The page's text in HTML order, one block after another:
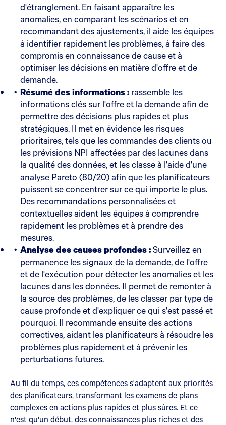
d'étranglement. En faisant apparaître les
anomalies, en comparant les scénarios et en
recommandant des ajustements, il aide les équipes
à identifier rapidement les problèmes, à faire des
compromis en connaissance de cause et à
optimiser les décisions en matière d'offre et de
demande.
Résumé des informations : rassemble les
informations clés sur l'offre et la demande afin de
permettre des décisions plus rapides et plus
stratégiques. Il met en évidence les risques
prioritaires, tels que les commandes des clients ou
les prévisions NPI affectées par des lacunes dans
la qualité des données, et les classe à l'aide d'une
analyse Pareto (80/20) afin que les planificateurs
puissent se concentrer sur ce qui importe le plus.
Des recommandations personnalisées et
contextuelles aident les équipes à comprendre
rapidement les problèmes et à prendre des
mesures.
Analyse des causes profondes :Surveillez en
permanence les signaux de la demande, de l'offre
et de l'exécution pour détecter les anomalies et les
lacunes dans les données. Il permet de remonter à
la source des problèmes, de les classer par type de
cause profonde et d'expliquer ce qui s'est passé et
pourquoi. Il recommande ensuite des actions
correctives, aidant les planificateurs à résoudre les
problèmes plus rapidement et à prévenir les
perturbations futures.
Au fil du temps, ces compétences s'adaptent aux priorités
des planificateurs, transformant les examens de plans
complexes en actions plus rapides et plus sûres. Et ce
n'est qu'un début, des connaissances plus riches et des